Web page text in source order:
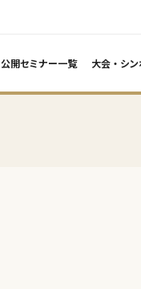
公開セミナー一覧
大会・シ